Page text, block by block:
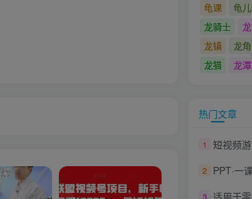
龟课 龟
龙骑士
龙镇
龙角
龙猫
龙潭
热门文章
1 短视频游戏
2 PPT·一课通
3 适用于零